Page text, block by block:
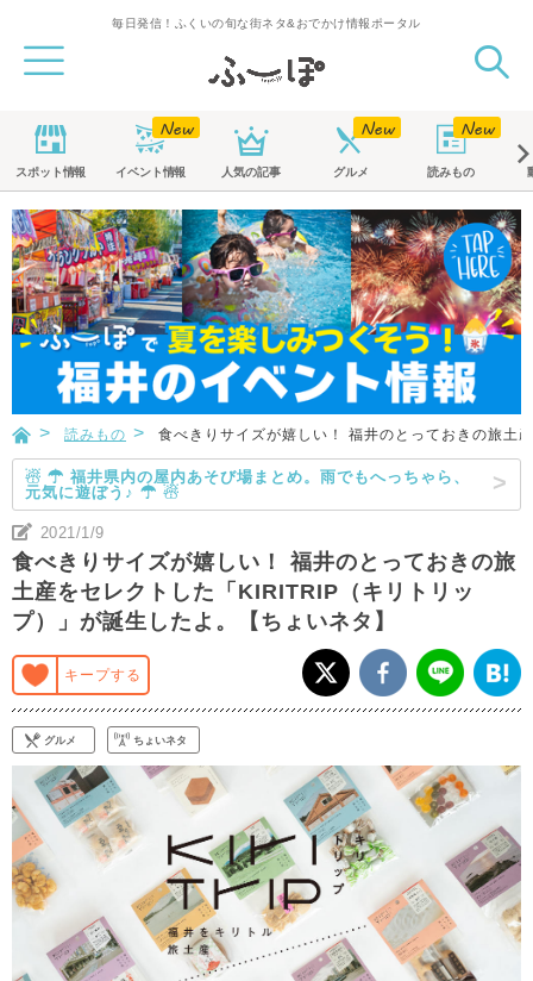
毎日発信！ふくいの旬な街ネタ&おでかけ情報ポータル
スポット情報 イベント情報 人気の記事 グルメ 読みもの
読みもの 食べきりサイズが嬉しい！ 福井のとっておきの旅土
☃ ☂ 福井県内の屋内あそび場まとめ。雨でもへっちゃら、
元気に遊ぼう♪ ☂ ☃
2021/1/9
食べきりサイズが嬉しい！ 福井のとっておきの旅
土産をセレクトした「KIRITRIP（キリトリッ
プ）」が誕生したよ。【ちょいネタ】
キープする
グルメ ちょいネタ